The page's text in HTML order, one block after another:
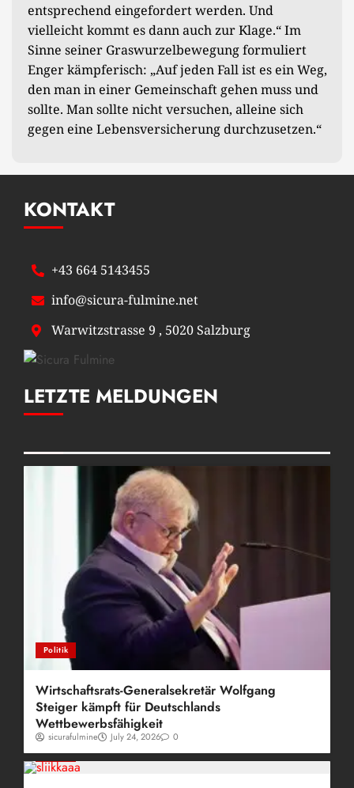
entsprechend eingefordert werden. Und
vielleicht kommt es dann auch zur Klage.“ Im
Sinne seiner Graswurzelbewegung formuliert
Enger kämpferisch: „Auf jeden Fall ist es ein Weg,
den man in einer Gemeinschaft gehen muss und
sollte. Man sollte nicht versuchen, alleine sich
gegen eine Lebensversicherung durchzusetzen.“
KONTAKT
+43 664 5143455
info@sicura-fulmine.net
Warwitzstrasse 9 , 5020 Salzburg
LETZTE MELDUNGEN
Politik
Wirtschaftsrats-Generalsekretär Wolfgang
Steiger kämpft für Deutschlands
Wettbewerbsfähigkeit
sicurafulmine July 24, 2026 0
Politik